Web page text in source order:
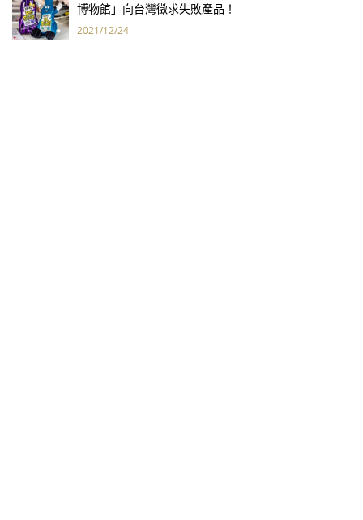
博物館」向台灣徵求失敗產品！
2021/12/24